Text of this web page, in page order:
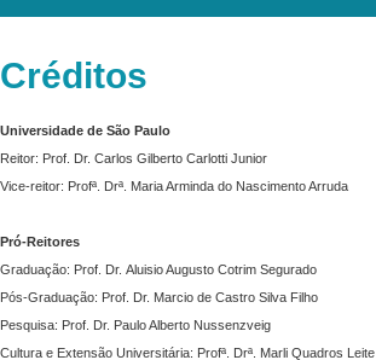
Créditos
Universidade de São Paulo
Reitor: Prof. Dr. Carlos Gilberto Carlotti Junior
Vice-reitor: Profª. Drª. Maria Arminda do Nascimento Arruda
Pró-Reitores
Graduação: Prof. Dr. Aluisio Augusto Cotrim Segurado
Pós-Graduação: Prof. Dr. Marcio de Castro Silva Filho
Pesquisa: Prof. Dr. Paulo Alberto Nussenzveig
Cultura e Extensão Universitária: Profª. Drª. Marli Quadros Leite